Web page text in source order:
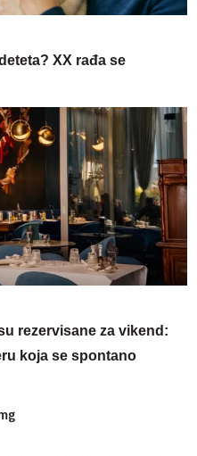
XX rađa se
rezervisane za vikend:
koja se spontano